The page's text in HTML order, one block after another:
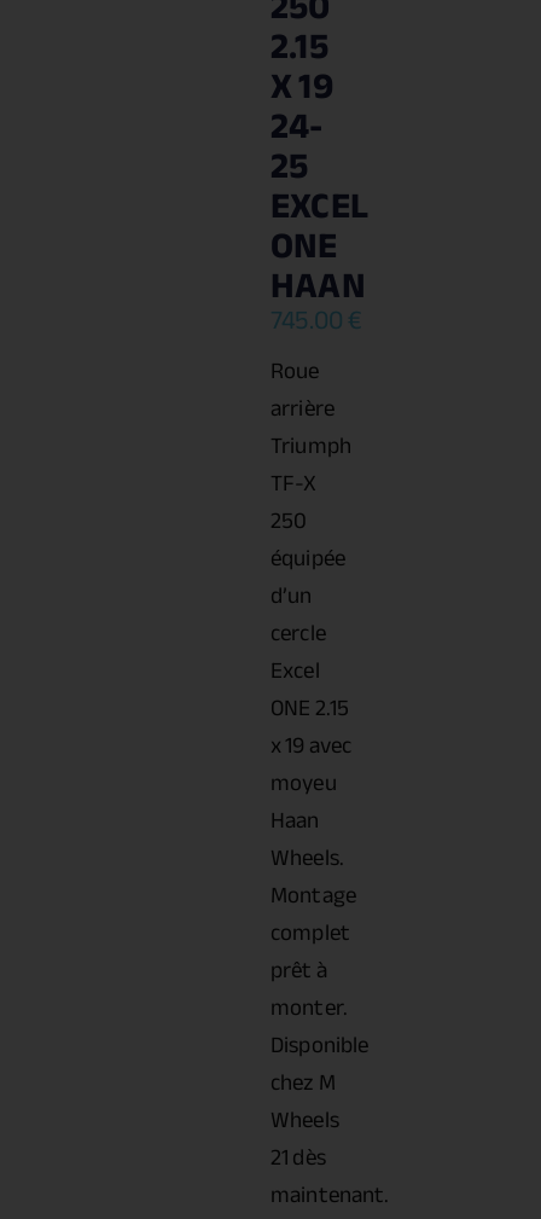
2.15
X 19
24-
25
EXCEL
ONE
HAAN
745.00€
Roue
arrière
Triumph
TF-X
250
équipée
d’un
cercle
Excel
ONE 2.15
x 19 avec
moyeu
Haan
Wheels.
Montage
complet
prêt à
monter.
Disponible
chez M
Wheels
21 dès
maintenant.